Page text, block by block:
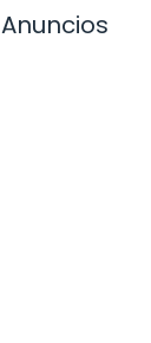
Anuncios